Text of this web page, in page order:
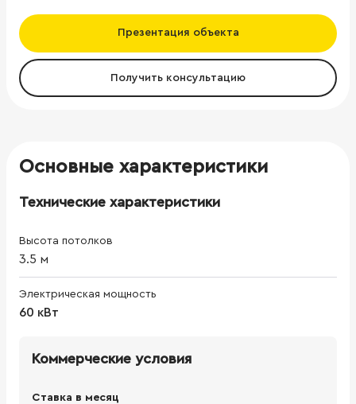
Презентация объекта
Получить консультацию
Основные характеристики
Технические характеристики
Высота потолков
3.5 м
Электрическая мощность
60 кВт
Коммерческие условия
Ставка в месяц